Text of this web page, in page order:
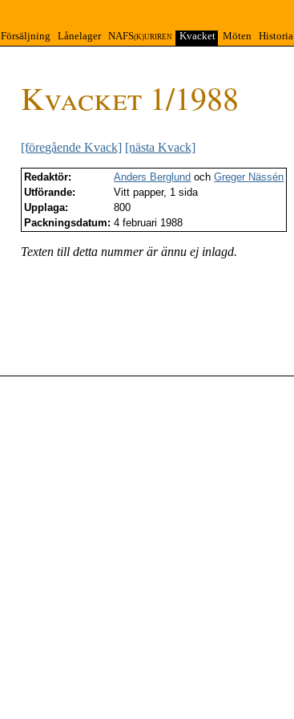
Försäljning Lånelager NAFS(K)URIREN Kvacket Möten Historia
Kvacket 1/1988
[föregående Kvack] [nästa Kvack]
Redaktör: Anders Berglund ochGreger Nässén
Utförande:
Vitt papper, 1 sida
Upplaga:
800
Packningsdatum: 4 februari 1988
Texten till detta nummer är ännu ej inlagd.